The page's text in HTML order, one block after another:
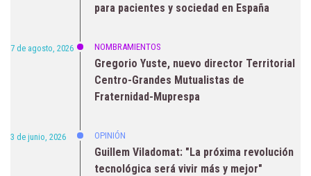
para pacientes y sociedad en España
7 de agosto, 2026 NOMBRAMIENTOS
Gregorio Yuste, nuevo director Territorial
Centro-Grandes Mutualistas de
Fraternidad-Muprespa
3 de junio, 2026 OPINIÓN
Guillem Viladomat: "La próxima revolución
tecnológica será vivir más y mejor"